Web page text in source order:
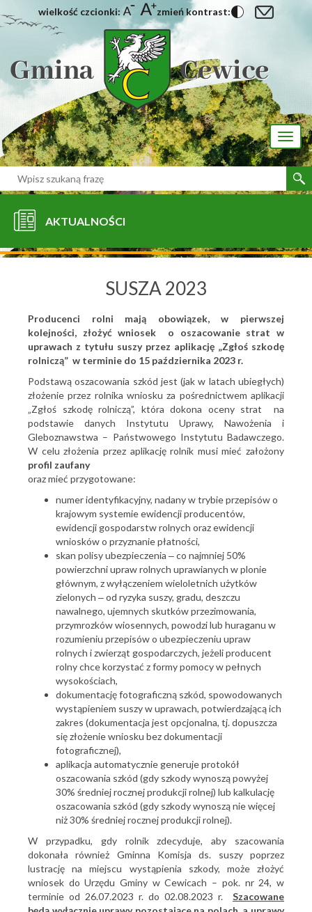
wielkość czcionki: zmień kontrast:
AKTUALNOŚCI
SUSZA 2023
Producenci rolni mają obowiązek, w pierwszej
kolejności, złożyć wniosek o oszacowanie strat w
uprawach z tytułu suszy przez aplikację „Zgłoś szkodę
rolniczą” w terminie do 15 października 2023 r.
Podstawą oszacowania szkód jest (jak w latach ubiegłych)
złożenie przez rolnika wniosku za pośrednictwem aplikacji
„Zgłoś szkodę rolniczą”, która dokona oceny strat na
podstawie danych Instytutu Uprawy, Nawożenia i
Gleboznawstwa – Państwowego Instytutu Badawczego.
W celu złożenia przez aplikację rolnik musi mieć założony
profil zaufany
oraz mieć przygotowane:
numer identyfikacyjny, nadany w trybie przepisów o
krajowym systemie ewidencji producentów,
ewidencji gospodarstw rolnych oraz ewidencji
wniosków o przyznanie płatności,
skan polisy ubezpieczenia ‒ co najmniej 50%
powierzchni upraw rolnych uprawianych w plonie
głównym, z wyłączeniem wieloletnich użytków
zielonych ‒ od ryzyka suszy, gradu, deszczu
nawalnego, ujemnych skutków przezimowania,
przymrozków wiosennych, powodzi lub huraganu w
rozumieniu przepisów o ubezpieczeniu upraw
rolnych i zwierząt gospodarczych, jeżeli producent
rolny chce korzystać z formy pomocy w pełnych
wysokościach,
dokumentację fotograficzną szkód, spowodowanych
wystąpieniem suszy w uprawach, potwierdzającą ich
zakres (dokumentacja jest opcjonalna, tj. dopuszcza
się złożenie wniosku bez dokumentacji
fotograficznej),
aplikacja automatycznie generuje protokół
oszacowania szkód (gdy szkody wynoszą powyżej
30% średniej rocznej produkcji rolnej) lub kalkulację
oszacowania szkód (gdy szkody wynoszą nie więcej
niż 30% średniej rocznej produkcji rolnej).
W przypadku, gdy rolnik zdecyduje, aby szacowania
dokonała również Gminna Komisja ds. suszy poprzez
lustrację na miejscu wystąpienia szkody, może złożyć
wniosek do Urzędu Gminy w Cewicach – pok. nr 24, w
terminie od 26.07.2023 r. do 02.08.2023 r. Szacowane
[interaktywna-mapa]